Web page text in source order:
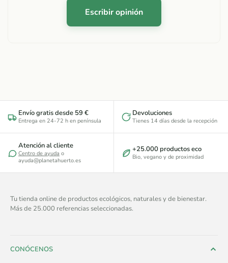
Escribir opinión
Envío gratis desde 59 €
Entrega en 24-72 h en península
Devoluciones
Tienes 14 días desde la recepción
Atención al cliente
Centro de ayuda o
ayuda@planetahuerto.es
+25.000 productos eco
Bio, vegano y de proximidad
Tu tienda online de productos ecológicos, naturales y de bienestar.
Más de 25.000 referencias seleccionadas.
CONÓCENOS